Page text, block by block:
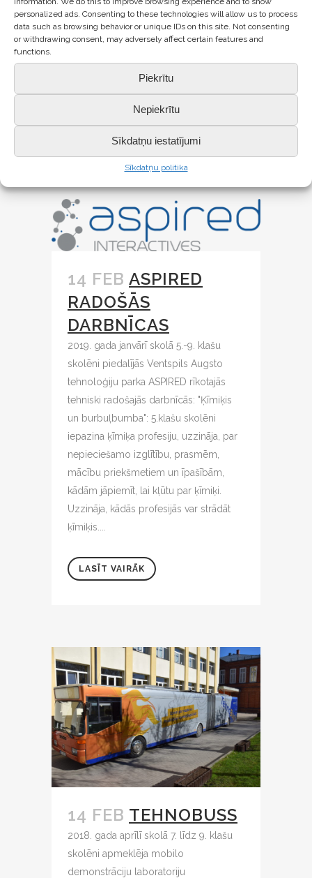
personalized ads. Consenting to these technologies will allow us to process
data such as browsing behavior or unique IDs on this site. Not consenting
or withdrawing consent, may adversely affect certain features and
functions.
Piekrītu
Nepiekrītu
Sīkdatņu iestatījumi
Sīkdatņu politika
Pasākums 5.-9. klašu skolēniem tika
organizēts ar ESF projekta “Karjeras
atbalsts vispārējās un profesionālās
izglītības iestādēs” atbalstu. ...
14 FEB ASPIRED
RADOŠĀS
DARBNĪCAS
2019. gada janvārī skolā 5.-9. klašu
skolēni piedalījās Ventspils Augsto
tehnoloģiju parka ASPIRED rīkotajās
tehniski radošajās darbnīcās: "Ķīmiķis
un burbuļbumba": 5.klašu skolēni
iepazina ķīmiķa profesiju, uzzināja, par
nepieciešamo izglītību, prasmēm,
mācību priekšmetiem un īpašībām,
kādām jāpiemīt, lai kļūtu par ķīmiķi.
Uzzināja, kādās profesijās var strādāt
ķīmiķis....
LASĪT VAIRĀK
14 FEB TEHNOBUSS
2018. gada aprīlī skolā 7. līdz 9. klašu
skolēni apmeklēja mobilo
demonstrāciju laboratoriju